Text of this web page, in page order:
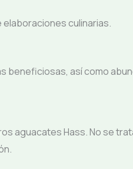
elaboraciones culinarias.
beneficiosas, así como
aguacates Hass. No se